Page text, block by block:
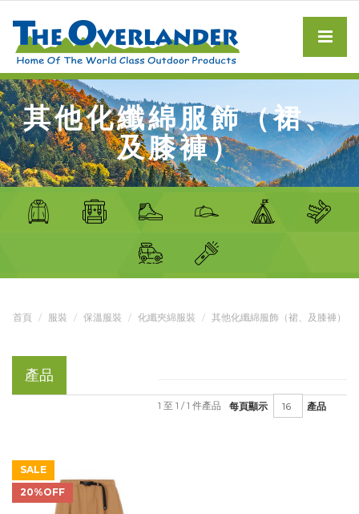
其他化纖綿服飾（裙、
及膝褲）
首頁 服裝 保溫服裝 化纖夾綿服裝 其他化纖綿服飾（裙、及膝褲）
產品
每頁顯示 產品
1 至 1 / 1 件產品
SALE
20%OFF